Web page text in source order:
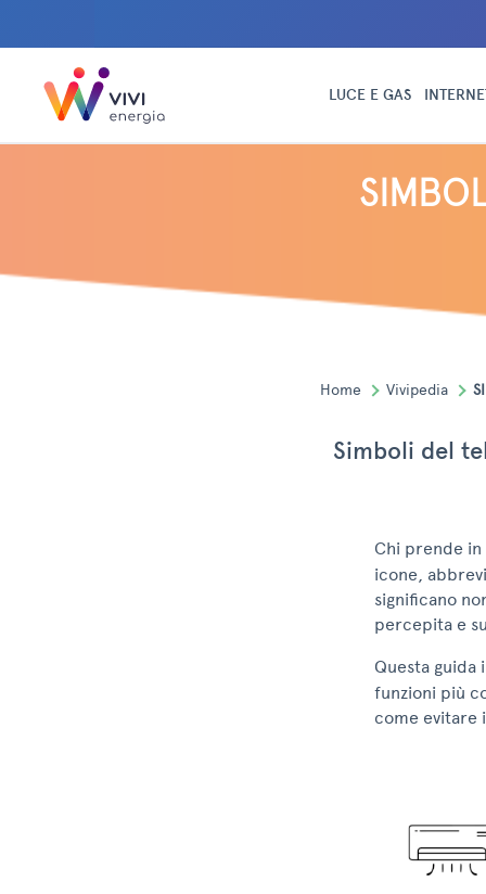
LUCE E GAS
Home Vivipedia
Simboli del
Chi prende
icone,
significano
percepita e
Questa guida
funzioni più
come evitare